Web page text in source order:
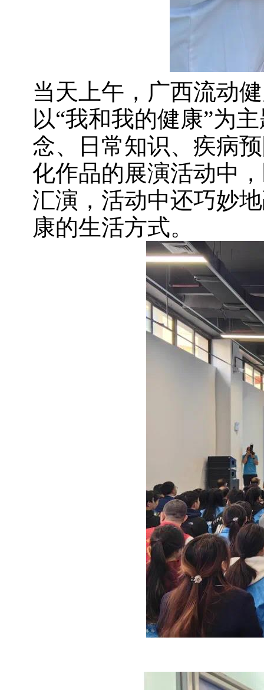
当天上午，广西流动
以“我和我的健康”为
念、日常知识、疾病
化作品的展演活动中
汇演，活动中还巧妙
康的生活方式。